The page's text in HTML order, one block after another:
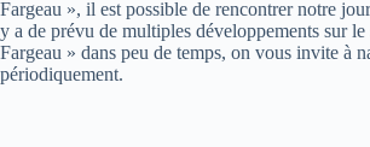
Fargeau », il est possible de rencontrer notre
y a de prévu de multiples développements sur
Fargeau » dans peu de temps, on vous invite à
périodiquement.